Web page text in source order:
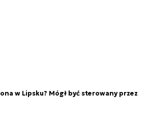
w Lipsku? Mógł być sterowany przez